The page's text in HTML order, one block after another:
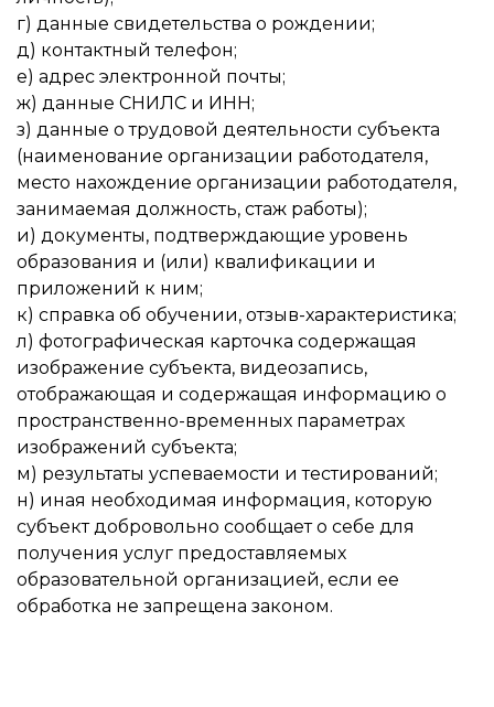
г) данные свидетельства о рождении;
д) контактный телефон;
е) адрес электронной почты;
ж) данные СНИЛС и ИНН;
з) данные о трудовой деятельности субъекта
(наименование организации работодателя,
место нахождение организации работодателя,
занимаемая должность, стаж работы);
и) документы, подтверждающие уровень
образования и (или) квалификации и
приложений к ним;
к) справка об обучении, отзыв-характеристика;
л) фотографическая карточка содержащая
изображение субъекта, видеозапись,
отображающая и содержащая информацию о
пространственно-временных параметрах
изображений субъекта;
м) результаты успеваемости и тестирований;
н) иная необходимая информация, которую
субъект добровольно сообщает о себе для
получения услуг предоставляемых
образовательной организацией, если ее
обработка не запрещена законом.